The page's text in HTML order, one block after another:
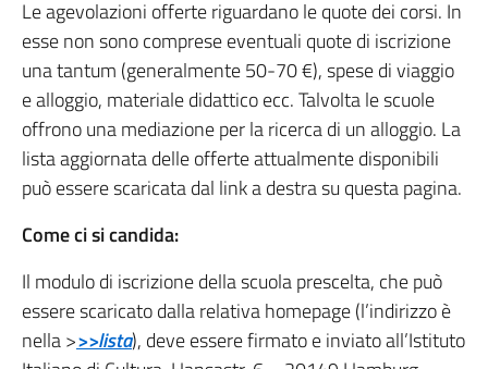
Le agevolazioni offerte riguardano le quote dei corsi. In
esse non sono comprese eventuali quote di iscrizione
una tantum (generalmente 50-70 €), spese di viaggio
e alloggio, materiale didattico ecc. Talvolta le scuole
offrono una mediazione per la ricerca di un alloggio. La
lista aggiornata delle offerte attualmente disponibili
può essere scaricata dal link a destra su questa pagina.
Come ci si candida:
Il modulo di iscrizione della scuola prescelta, che può
essere scaricato dalla relativa homepage (l’indirizzo è
nella >>>lista), deve essere firmato e inviato all’Istituto